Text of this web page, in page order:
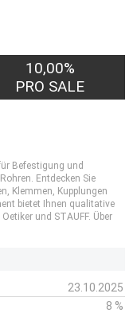
10,00%
PRO SALE
Befestigung und
Entdecken Sie
Klemmen, Kupplungen
bietet Ihnen qualitative
und STAUFF. Über
23.10.2025
8 %